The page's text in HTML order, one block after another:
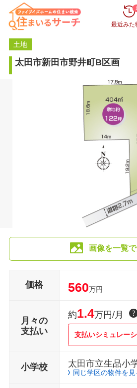
最近みた
1
土地
太田市新田市野井町B区画
画像を一覧
価格 560万円
月々の
支払い
約1.4万円/月
支払いシミュレー
小学校 太田市立生品小
同じ学区の物件を見